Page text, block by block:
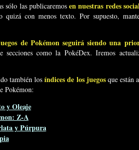
sólo las publicaremosen nuestras redes
con menos texto. Por supuesto,
de Pokémon seguirá siendo una
secciones como la PokéDex. Iremos
también losíndices de los juegosque están
Pokémon:
y Oleaje
Z-A
y Púrpura